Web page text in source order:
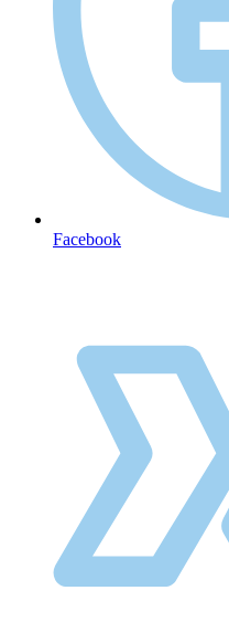
Facebook